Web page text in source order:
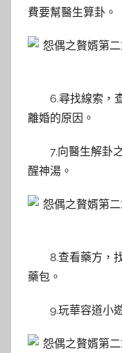
費要幫醫生算卦。
6.尋找線索，
離婚的原因。
7.向醫生解卦
醒神湯。
8.查看藥方，
藥包。
9.玩華容道小